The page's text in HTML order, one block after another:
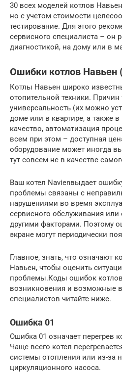
30 всех моделей котлов
но с учетом стоимости
тестирование. Для этого
сервисного специалиста – он
диагностикой, на дому или в
Ошибки котлов Навьен
Котлы Навьен широко
отопительной техники. Причин
универсальность (их можно
доме или в квартире, а также
качество, автоматизация
всем при этом – доступная
оборудование может иногда
тут совсем не в качестве
Ваш котел Navienвыдает
проблемы связаны с
нарушениями во время
сервисного обслуживания
другими факторами. Поэтому
экране могут периодически
Главное, знать, что означают
Навьен, чтобы оценить
проблемы.Коды ошибок
возникновения и возможные
специалистов читайте ниже.
Ошибка 01
Ошибка 01 означает перегрев
Чаще всего котел
системы отопления или из-за
циркуляционного насоса.